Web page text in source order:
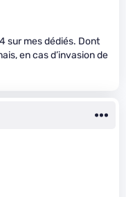
sur mes dédiés. Dont
en cas d’invasion de